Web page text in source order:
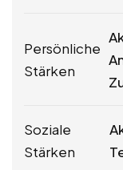
Persönliche
Stärken
Soziale
Stärken